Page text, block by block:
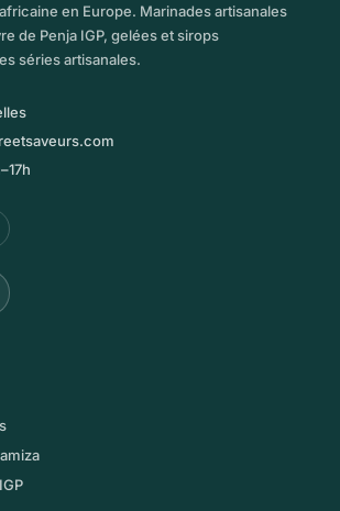
en Europe. Marinades artisanales
de Penja IGP, gelées et sirops
séries artisanales.